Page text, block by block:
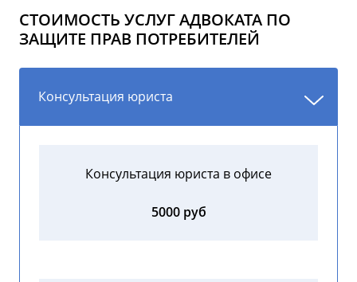
СТОИМОСТЬ УСЛУГ АДВОКАТА ПО
ЗАЩИТЕ ПРАВ ПОТРЕБИТЕЛЕЙ
Консультация юриста
Консультация юриста в офисе
5000 руб